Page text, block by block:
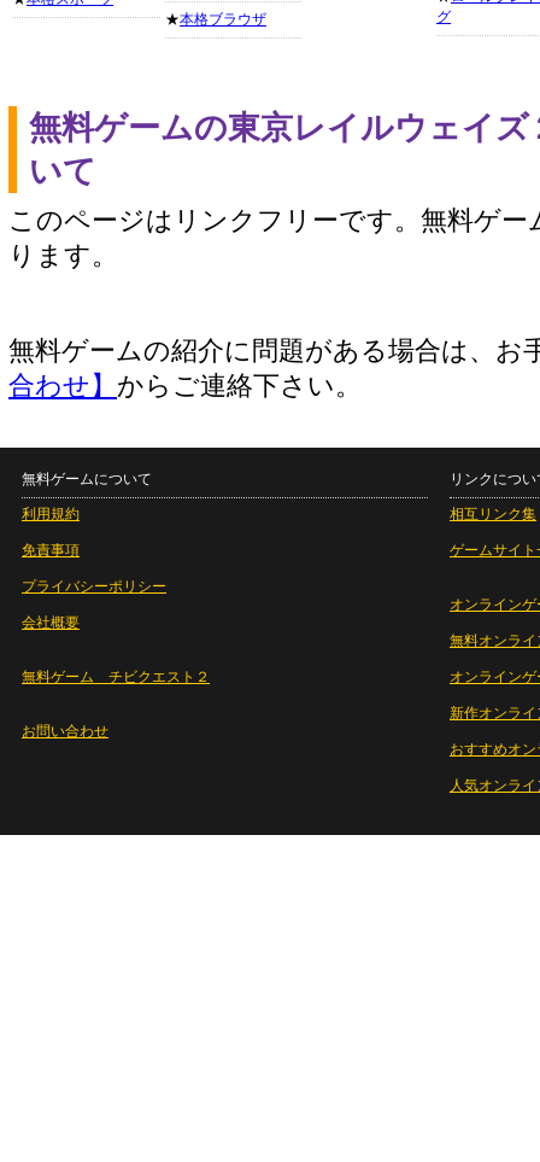
★本格ブラウザ
グ
無料ゲームの東京レイルウェイ
いて
このページはリンクフリーです。無料ゲー
ります。
無料ゲームの紹介に問題がある場合は、お
合わせ】 からご連絡下さい。
無料ゲームについて
利用規約
免責事項
プライバシーポリシー
会社概要
無料ゲーム チビクエスト２
お問い合わせ
リンクについ
相互リンク集
ゲームサイト
オンラインゲ
無料オンライ
オンライン
新作オンライ
おすすめオ
人気オンラ